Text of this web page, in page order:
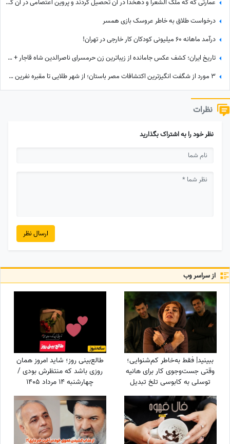
عمارتی که که ملک الشعرا و دهخدا در آن تحصیل کردند و پروین اعتصامی در آن کار کرد + عکس
درخواست طلاق به خاطر عروسک‌ بازی همسر
درآمد ماهانه 60 میلیونی کودکان کار خارجی در تهران!
تاریخ ایران؛ کشف عکس جامانده از زیباترین زن حرمسرای ناصرالدین شاه قاجار + عکس
3 مورد از شگفت انگیزترین اکتشافات مصر باستان؛ از شهر طلایی تا مقبره نفرین‌ شده
نظرات
نظر خود را به اشتراک بگذارید
ارسال نظر
از سراسر وب
ببینید| فقط به‌خاطر کم‌شنوایی؛
وقتی جست‌وجوی کار برای هانیه
توسلی به کابوسی تلخ تبدیل
می‌شود
طالع‌بینی روز؛ شاید امروز همان
روزی باشد که منتظرش بودی /
چهارشنبه 14 مرداد 1405